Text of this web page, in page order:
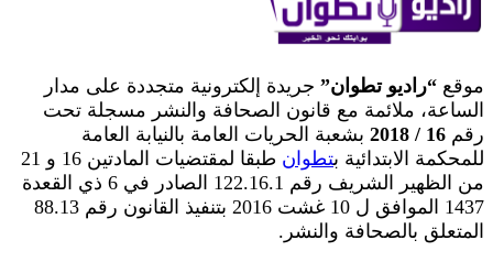
موقع “راديو تطوان” جريدة إلكترونية متجددة على مدار
الساعة، ملائمة مع قانون الصحافة والنشر مسجلة تحت
رقم 16 / 2018
بشعبة الحريات العامة بالنيابة العامة
للمحكمة الابتدائية بتطوان
طبقا لمقتضيات المادتين 16 و 21
من الظهير الشريف رقم 122.16.1 الصادر في 6 ذي القعدة
1437 الموافق ل 10 غشت 2016 بتنفيذ القانون رقم 88.13
المتعلق بالصحافة والنشر.